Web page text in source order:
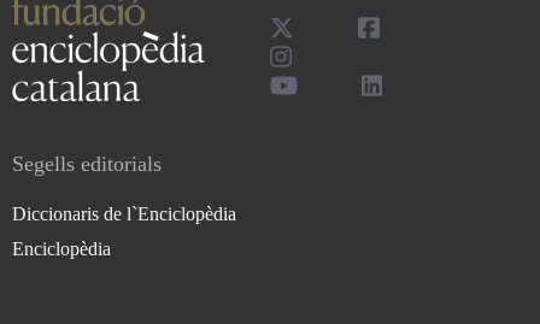
Segells editorials
Diccionaris de l`Enciclopèdia
Enciclopèdia